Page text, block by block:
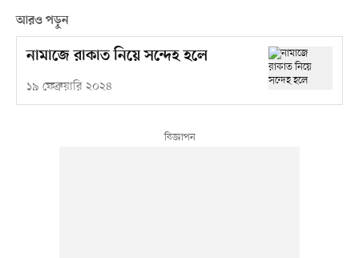
আরও পড়ুন
নামাজে রাকাত নিয়ে সন্দেহ হলে
১৯ ফেব্রুয়ারি ২০২৪